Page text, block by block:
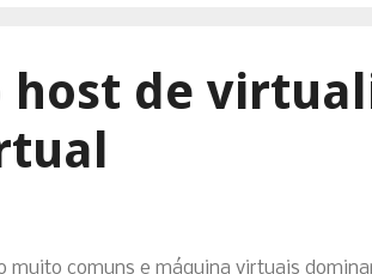
de
muito comuns e máquina virtuais